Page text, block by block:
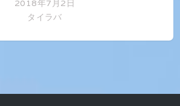
2018年7月2日
タイラバ